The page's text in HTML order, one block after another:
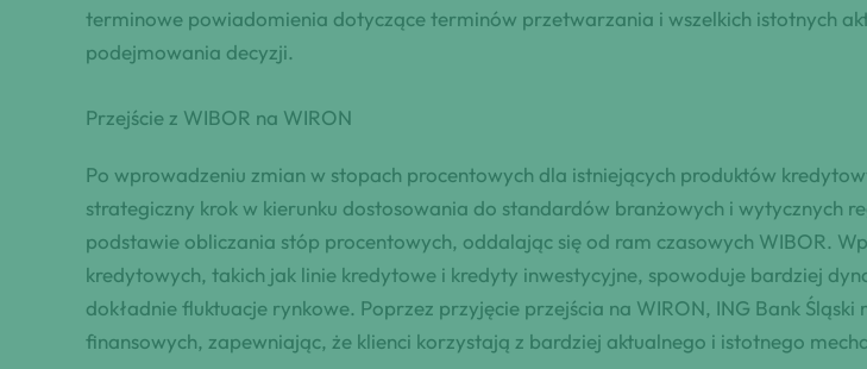
terminowe powiadomienia dotyczące terminów przetwarzania i wszelkich istotnych
podejmowania decyzji.
Przejście z WIBOR na WIRON
Po wprowadzeniu zmian w stopach procentowych dla istniejących produktów
strategiczny krok w kierunku dostosowania do standardów branżowych i wytycznych
podstawie obliczania stóp procentowych, oddalając się od ram czasowych WIBOR.
kredytowych, takich jak linie kredytowe i kredyty inwestycyjne, spowoduje bardziej
dokładnie fluktuacje rynkowe. Poprzez przyjęcie przejścia na WIRON, ING Bank
finansowych, zapewniając, że klienci korzystają z bardziej aktualnego i istotnego